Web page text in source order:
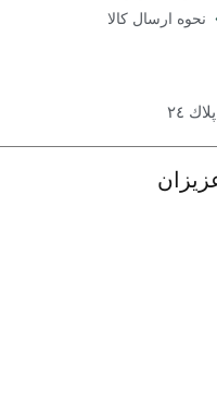
نحوه ارسال کالا
٢٤